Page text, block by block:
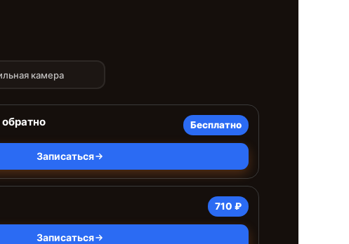
камера
Бесплатно
Записаться
710 ₽
Записаться